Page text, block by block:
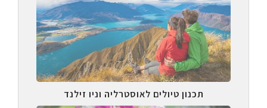
תכנון טיולים לאוסטרליה וניו זילנד